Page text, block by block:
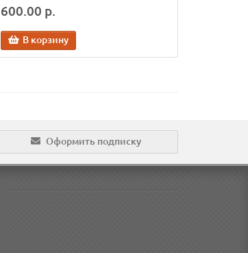
600.00 р.
В корзину
Оформить подписку